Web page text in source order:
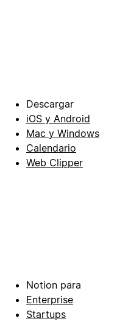
Descargar
iOS y Android
Mac y Windows
Calendario
Web Clipper
Notion para
Enterprise
Startups